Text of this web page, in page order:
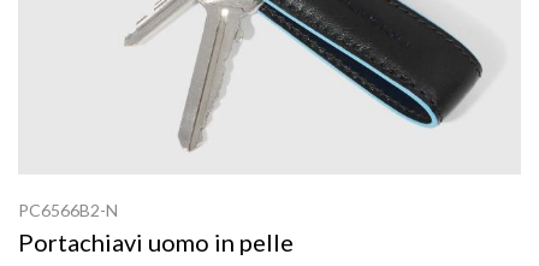
PC6566B2-N
Portachiavi uomo in pelle